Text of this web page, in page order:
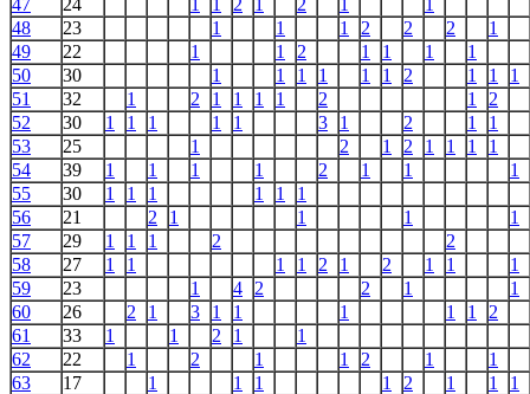
47
24 1 1 2 1 2 1
1
48
23 1 1 1 2 2 2
1
49
22 1 1 2 1 1 1
1
50
30 1 1 1 1 1 1 2 1 1
1
51
32 1 2 1 1 1 1 2 1
2
52
30 1 1 1 1 1 3 1 2 1
1
53
25 1 2 1 2 1 1 1
1
54
39 1 1 1 1 2 1 1
1
55
30 1 1 1 1 1
1
56
21 2 1 1 1
1
57
29 1 1 1 2
2
58
27 1 1 1 1 2 1 2 1 1
1
59
23 1 4 2 2 1
1
60
26 2 1 3 1 1 1 1 1
2
61
33 1 1 2 1
1
62
22 1 2 1 1 2 1
1
63
17 1 1 1 1 2 1 1
1